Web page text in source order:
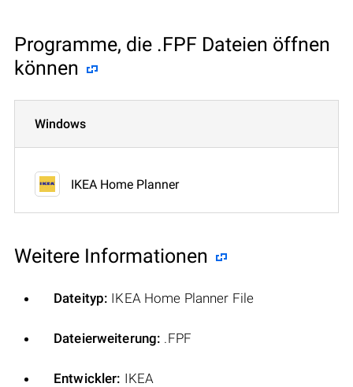
Programme, die .FPF Dateien öffnen
können
Windows
IKEA Home Planner
Weitere Informationen
Dateityp: IKEA Home Planner File
Dateierweiterung: .FPF
Entwickler: IKEA